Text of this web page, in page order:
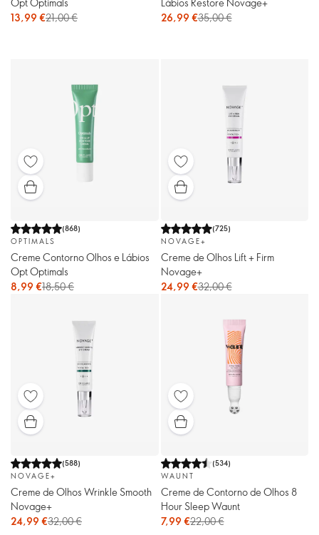
13,99 €21,00 €
26,99 €35,00 €
(868)
OPTIMALS
Creme Contorno Olhos e Lábios
Opt Optimals
8,99 €18,50 €
(725)
NOVAGE+
Creme de Olhos Lift + Firm
Novage+
24,99 €32,00 €
(588)
NOVAGE+
Creme de Olhos Wrinkle Smooth
Novage+
24,99 €32,00 €
(534)
WAUNT
Creme de Contorno de Olhos 8
Hour Sleep Waunt
7,99 €22,00 €